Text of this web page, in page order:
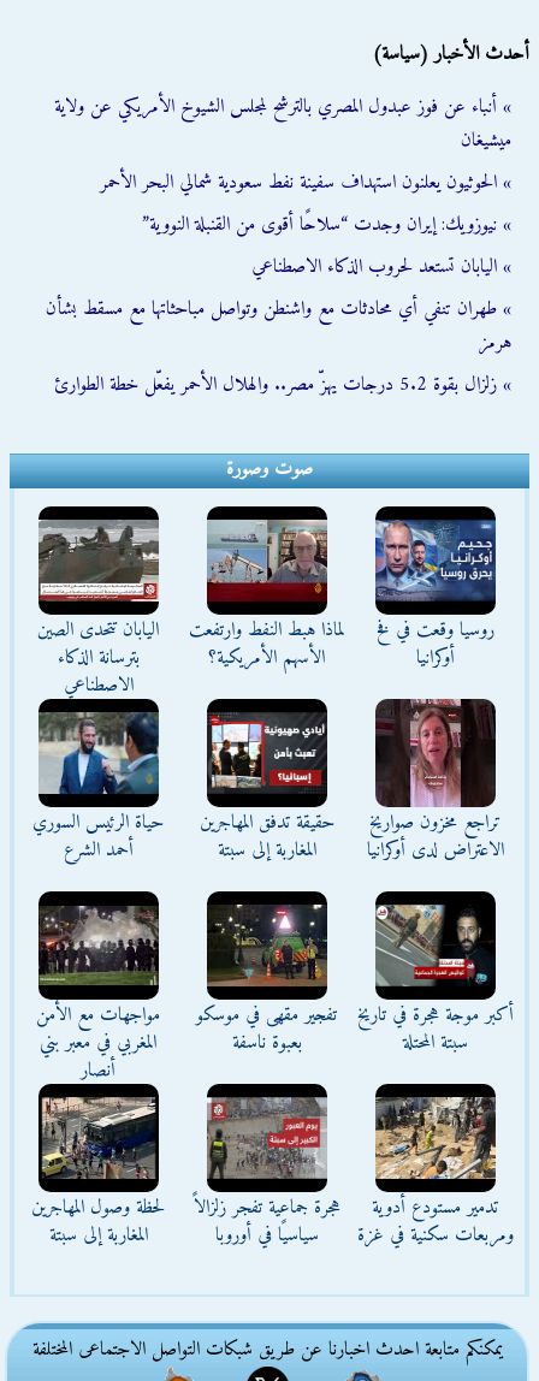
أحدث الأخبار (سياسة)
» أنباء عن فوز عبدول المصري بالترشح لمجلس الشيوخ الأمريكي عن ولاية
ميشيغان
» الحوثيون يعلنون استهداف سفينة نفط سعودية شمالي البحر الأحمر
» نيوزويك: إيران وجدت “سلاحًا أقوى من القنبلة النووية”
» اليابان تستعد لحروب الذكاء الاصطناعي
» طهران تنفي أي محادثات مع واشنطن وتواصل مباحثاتها مع مسقط بشأن
هرمز
» زلزال بقوة 5.2 درجات يهزّ مصر.. والهلال الأحمر يفعّل خطة الطوارئ
صوت وصورة
روسيا وقعت في فخ
أوكرانيا
لماذا هبط النفط وارتفعت
الأسهم الأمريكية؟
اليابان تتحدى الصين
بترسانة الذكاء
الاصطناعي
تراجع مخزون صواريخ
الاعتراض لدى أوكرانيا
حقيقة تدفق المهاجرين
المغاربة إلى سبتة
حياة الرئيس السوري
أحمد الشرع
أكبر موجة هجرة في تاريخ
سبتة المحتلة
تفجير مقهى في موسكو
بعبوة ناسفة
مواجهات مع الأمن
المغربي في معبر بني
أنصار
تدمير مستودع أدوية
ومربعات سكنية في غزة
هجرة جماعية تفجر زلزالاً
سياسيًا في أوروبا
لحظة وصول المهاجرين
المغاربة إلى سبتة
يمكنكم متابعة احدث اخبارنا عن طريق شبكات التواصل الاجتماعى المختلفة